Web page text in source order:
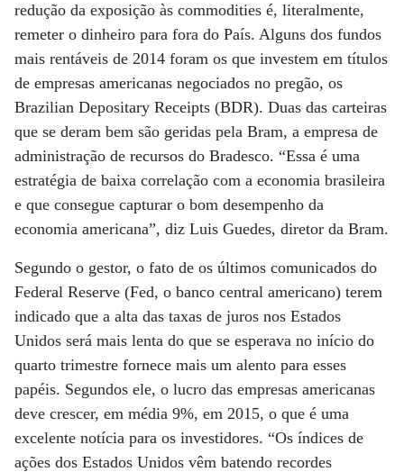
redução da exposição às commodities é, literalmente,
remeter o dinheiro para fora do País. Alguns dos fundos
mais rentáveis de 2014 foram os que investem em títulos
de empresas americanas negociados no pregão, os
Brazilian Depositary Receipts (BDR). Duas das carteiras
que se deram bem são geridas pela Bram, a empresa de
administração de recursos do Bradesco. “Essa é uma
estratégia de baixa correlação com a economia brasileira
e que consegue capturar o bom desempenho da
economia americana”, diz Luis Guedes, diretor da Bram.
Segundo o gestor, o fato de os últimos comunicados do
Federal Reserve (Fed, o banco central americano) terem
indicado que a alta das taxas de juros nos Estados
Unidos será mais lenta do que se esperava no início do
quarto trimestre fornece mais um alento para esses
papéis. Segundos ele, o lucro das empresas americanas
deve crescer, em média 9%, em 2015, o que é uma
excelente notícia para os investidores. “Os índices de
ações dos Estados Unidos vêm batendo recordes